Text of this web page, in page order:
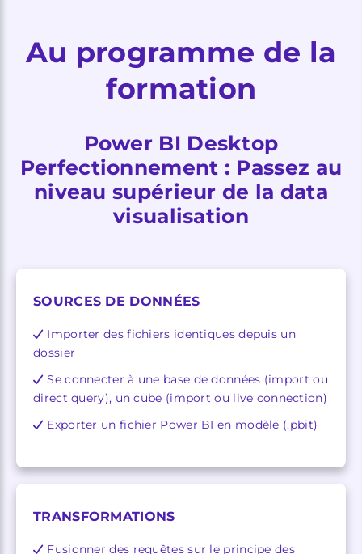
Au programme de la
formation
Power BI Desktop
Perfectionnement : Passez au
niveau supérieur de la data
visualisation
SOURCES DE DONNÉES
Importer des fichiers identiques depuis un
dossier
Se connecter à une base de données (import ou
direct query), un cube (import ou live connection)
Exporter un fichier Power BI en modèle (.pbit)
TRANSFORMATIONS
Fusionner des requêtes sur le principe des